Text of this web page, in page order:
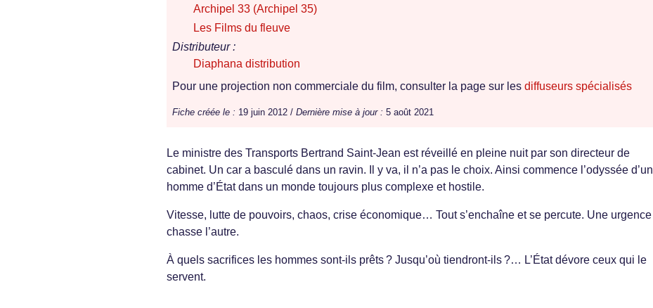
Archipel 33 (Archipel 35)
Les Films du fleuve
Distributeur :
Diaphana distribution
Pour une projection non commerciale du film, consulter la page sur les diffuseurs spécialisés
Fiche créée le : 19 juin 2012 / Dernière mise à jour : 5 août 2021
Le ministre des Transports Bertrand Saint-Jean est réveillé en pleine nuit par son directeur de
cabinet. Un car a basculé dans un ravin. Il y va, il n’a pas le choix. Ainsi commence l’odyssée d’un
homme d’État dans un monde toujours plus complexe et hostile.
Vitesse, lutte de pouvoirs, chaos, crise économique… Tout s’enchaîne et se percute. Une urgence
chasse l’autre.
À quels sacrifices les hommes sont-ils prêts ? Jusqu’où tiendront-ils ?… L’État dévore ceux qui le
servent.